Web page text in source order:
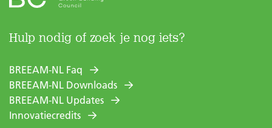
Hulp nodig of zoek je nog iets?
BREEAM-NL Faq
BREEAM-NL Downloads
BREEAM-NL Updates
Innovatiecredits